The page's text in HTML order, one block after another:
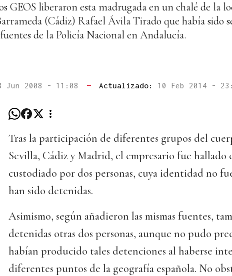
GEOS liberaron esta madrugada en un chalé de la
(Cádiz) Rafael Ávila Tirado que había sido
de la Policía Nacional en Andalucía.
Jun 2008 - 11:08 — Actualizado: 10 Feb 2014 -
Tras la participación de diferentes grupos del
Sevilla, Cádiz y Madrid, el empresario fue hallado
custodiado por dos personas, cuya identidad no
han sido detenidas.
Asimismo, según añadieron las mismas fuentes,
detenidas otras dos personas, aunque no pudo
habían producido tales detenciones al haberse
diferentes puntos de la geografía española. No